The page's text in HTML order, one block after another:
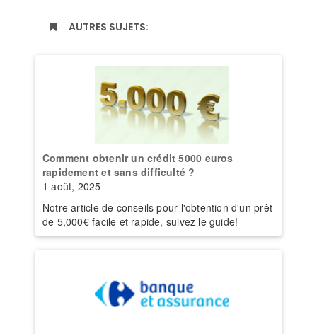
AUTRES SUJETS:
Comment obtenir un crédit 5000 euros
rapidement et sans difficulté ?
1 août, 2025
Notre article de conseils pour l'obtention d'un prêt
de 5,000€ facile et rapide, suivez le guide!